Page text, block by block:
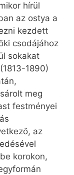
hírül
az ostya a
kezdett
csodájához
sokakat
1890)
meg
festményei
az
korokon,